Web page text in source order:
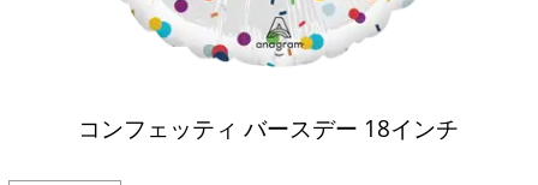
コンフェッティ バースデー 18インチ